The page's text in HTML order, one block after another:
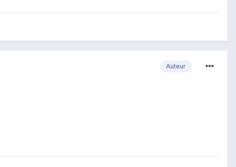
Auteur